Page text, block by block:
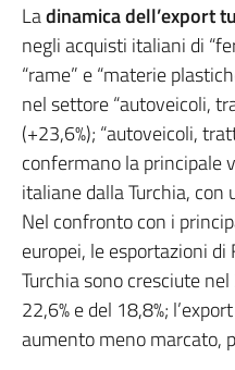
Ladinamica dell’export
negli acquisti italiani di
“rame” e “materie
nel settore “autoveicoli,
(+23,6%); “autoveicoli,
confermano la principale
italiane dalla Turchia,
Nel confronto con i
europei, le esportazioni
Turchia sono cresciute
22,6% e del 18,8%;
aumento meno marcato,